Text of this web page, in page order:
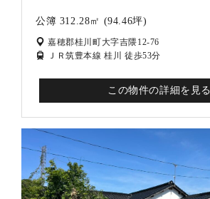
公簿 312.28㎡ (94.46坪)
嘉穂郡桂川町大字吉隈12-76
ＪＲ筑豊本線 桂川 徒歩53分
この物件の詳細を見る